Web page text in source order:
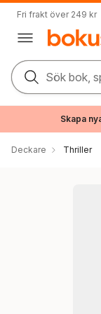
Fri frakt över 249 kr
Sök bok,
Skapa
Deckare Thriller